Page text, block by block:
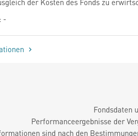
-
Fondsdaten
Performanceergebnisse der
sind nach den